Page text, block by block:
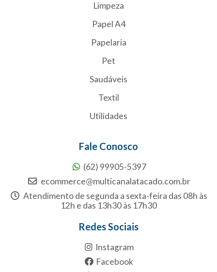
Limpeza
Papel A4
Papelaria
Pet
Saudáveis
Textil
Utilidades
Fale Conosco
(62) 99905-5397
ecommerce@multicanalatacado.com.br
Atendimento de segunda a sexta-feira das 08h às
12h e das 13h30 às 17h30
Redes Sociais
Instagram
Facebook